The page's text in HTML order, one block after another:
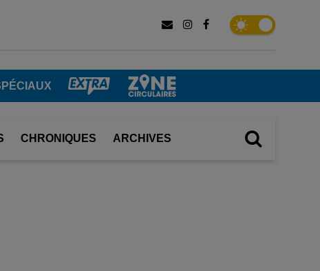
CHRONIQUES ARCHIVES